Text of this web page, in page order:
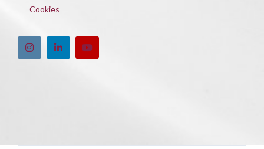
Cookies